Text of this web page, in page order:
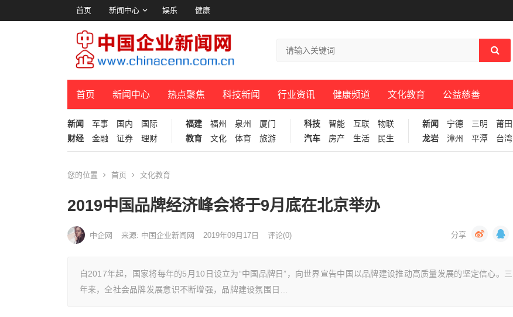
首页 新闻中心 娱乐 健康
首页 新闻中心 热点聚焦 科技新闻 行业资讯 健康频道 文化教育 公益慈善
新闻 军事 国内
国际
财经
金融 证券 理财
福建 福州 泉州
厦门
教育
文化 体育 旅游
科技 智能 互联
物联
汽车
房产 生活 民生
新闻 宁德 三明
莆田
龙岩
漳州 平潭 台湾
您的位置 首页 文化教育
2019中国品牌经济峰会将于9月底在北京举办
中企网 来源: 中国企业新闻网 2019年09月17日 评论(0)
自2017年起，国家将每年的5月10日设立为“中国品牌日”，向世界宣告中国以品牌建设推动高质量发展的坚定信心。三
年来，全社会品牌发展意识不断增强，品牌建设氛围日…